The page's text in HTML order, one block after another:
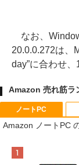
なお、
20.0.0.272は、
day”に合わせ、
Amazon 売れ筋ラ
ノートPC
Amazon ノートPC